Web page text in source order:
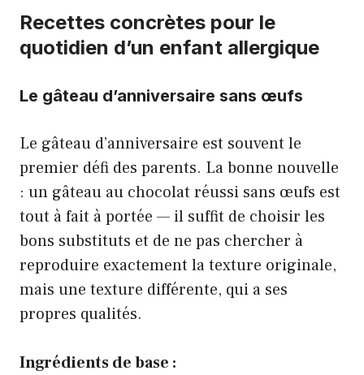
Recettes concrètes pour le
quotidien d’un enfant allergique
Le gâteau d’anniversaire sans œufs
Le gâteau d’anniversaire est souvent le
premier défi des parents. La bonne nouvelle
: un gâteau au chocolat réussi sans œufs est
tout à fait à portée — il suffit de choisir les
bons substituts et de ne pas chercher à
reproduire exactement la texture originale,
mais une texture différente, qui a ses
propres qualités.
Ingrédients de base :